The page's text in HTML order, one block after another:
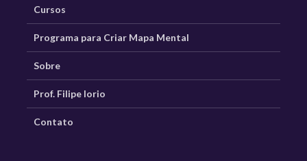
Cursos
Programa para Criar Mapa Mental
Sobre
Prof. Filipe Iorio
Contato